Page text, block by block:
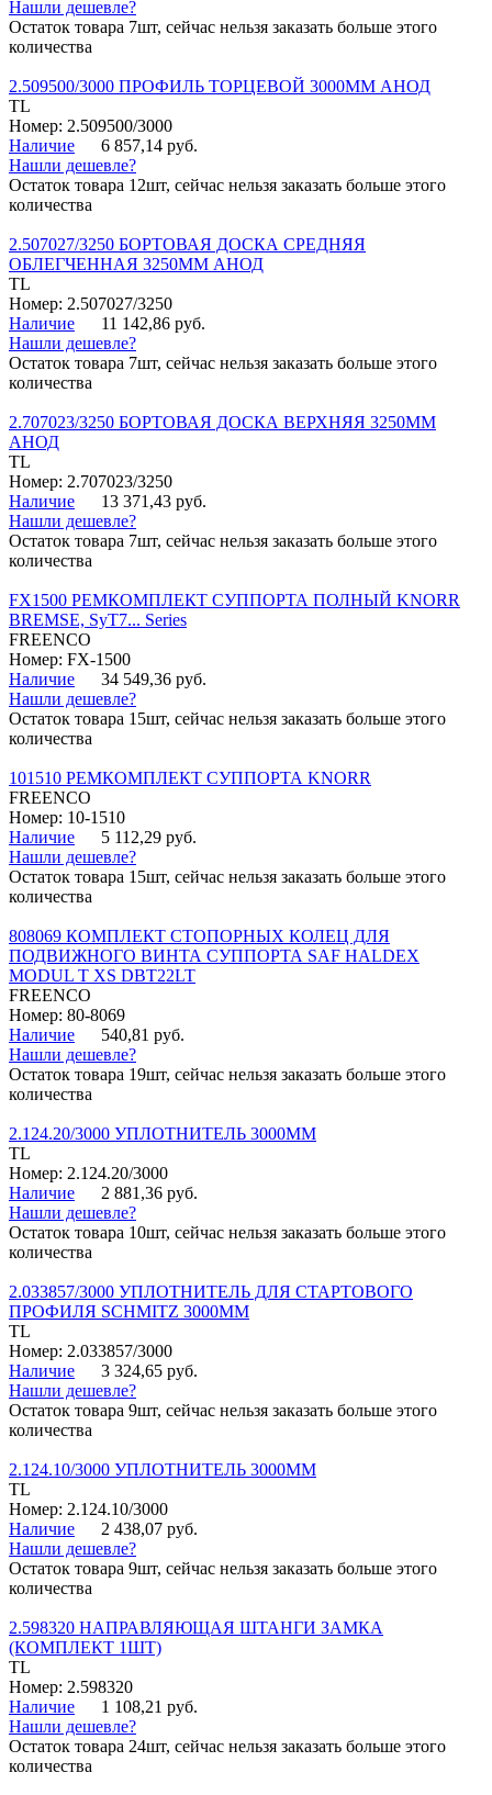
Нашли дешевле?
Остаток товара 7шт, сейчас нельзя заказать больше этого
количества
2.509500/3000 ПРОФИЛЬ ТОРЦЕВОЙ 3000ММ АНОД
TL
Номер: 2.509500/3000
Наличие
6 857,14 руб.
Нашли дешевле?
Остаток товара 12шт, сейчас нельзя заказать больше этого
количества
2.507027/3250 БОРТОВАЯ ДОСКА СРЕДНЯЯ
ОБЛЕГЧЕННАЯ 3250ММ АНОД
TL
Номер: 2.507027/3250
Наличие
11 142,86 руб.
Нашли дешевле?
Остаток товара 7шт, сейчас нельзя заказать больше этого
количества
2.707023/3250 БОРТОВАЯ ДОСКА ВЕРХНЯЯ 3250ММ
АНОД
TL
Номер: 2.707023/3250
Наличие
13 371,43 руб.
Нашли дешевле?
Остаток товара 7шт, сейчас нельзя заказать больше этого
количества
FX1500 РЕМКОМПЛЕКТ СУППОРТА ПОЛНЫЙ KNORR
BREMSE, SyT7... Series
FREENCO
Номер: FX-1500
Наличие
34 549,36 руб.
Нашли дешевле?
Остаток товара 15шт, сейчас нельзя заказать больше этого
количества
101510 РЕМКОМПЛЕКТ СУППОРТА KNORR
FREENCO
Номер: 10-1510
Наличие
5 112,29 руб.
Нашли дешевле?
Остаток товара 15шт, сейчас нельзя заказать больше этого
количества
808069 КОМПЛЕКТ СТОПОРНЫХ КОЛЕЦ ДЛЯ
ПОДВИЖНОГО ВИНТА СУППОРТА SAF HALDEX
MODUL T XS DBT22LT
FREENCO
Номер: 80-8069
Наличие
540,81 руб.
Нашли дешевле?
Остаток товара 19шт, сейчас нельзя заказать больше этого
количества
2.124.20/3000 УПЛОТНИТЕЛЬ 3000ММ
TL
Номер: 2.124.20/3000
Наличие
2 881,36 руб.
Нашли дешевле?
Остаток товара 10шт, сейчас нельзя заказать больше этого
количества
2.033857/3000 УПЛОТНИТЕЛЬ ДЛЯ СТАРТОВОГО
ПРОФИЛЯ SCHMITZ 3000ММ
TL
Номер: 2.033857/3000
Наличие
3 324,65 руб.
Нашли дешевле?
Остаток товара 9шт, сейчас нельзя заказать больше этого
количества
2.124.10/3000 УПЛОТНИТЕЛЬ 3000ММ
TL
Номер: 2.124.10/3000
Наличие
2 438,07 руб.
Нашли дешевле?
Остаток товара 9шт, сейчас нельзя заказать больше этого
количества
2.598320 НАПРАВЛЯЮЩАЯ ШТАНГИ ЗАМКА
(КОМПЛЕКТ 1ШТ)
TL
Номер: 2.598320
Наличие
1 108,21 руб.
Нашли дешевле?
Остаток товара 24шт, сейчас нельзя заказать больше этого
количества